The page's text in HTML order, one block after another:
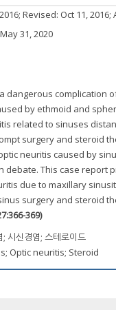
; Revised: Oct 11, 2016;
31, 2020
dangerous complication
by ethmoid and
related to sinuses
surgery and steroid
neuritis caused by
debate. This case report
due to maxillary
surgery and steroid
369)
; 시신경염; 스테로이드
Optic neuritis; Steroid